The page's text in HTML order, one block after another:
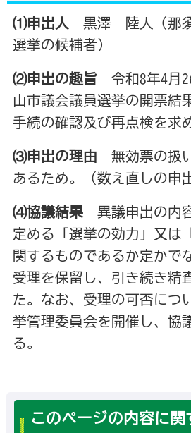
⑴申出人
黒澤 陸人（那
選挙の候補者）
⑵申出の趣旨 令和8年4月
山市議会議員選挙の開票結
手続の確認及び再点検を求
⑶申出の理由 無効票の扱
あるため。（数え直しの申
⑷協議結果異議申出の内
定める「選挙の効力」又は
関するものであるか定かで
受理を保留し、引き続き精
た。なお、 受理の可否につ
挙管理委員会を開催し、 協
る。
このページの内容に関